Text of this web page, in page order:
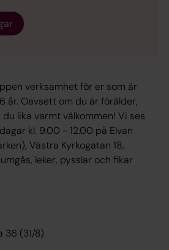
verksamhet för er som är
år. Oavsett om du är förälder,
lika varmt välkommen! Vi ses
kl. 9.00 - 12.00 på Elvan
Västra Kyrkogatan 18,
leker, pysslar och fikar
36 (31/8)